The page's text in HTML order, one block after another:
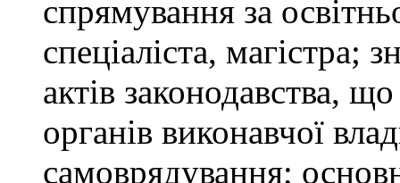
спрямування за
спеціаліста, магістра;
актів законодавства,
органів виконавчої
самоврядування;